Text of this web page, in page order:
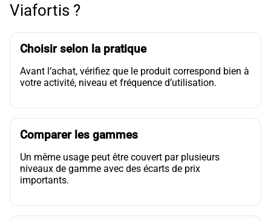
Viafortis ?
Choisir selon la pratique
Avant l’achat, vérifiez que le produit correspond bien à
votre activité, niveau et fréquence d’utilisation.
Comparer les gammes
Un même usage peut être couvert par plusieurs
niveaux de gamme avec des écarts de prix
importants.